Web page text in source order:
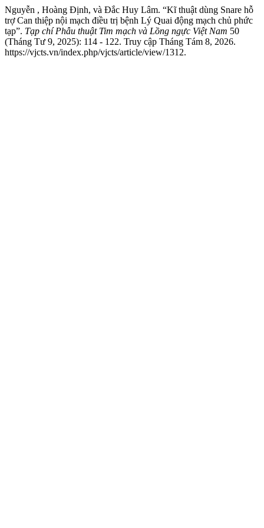
Nguyễn , Hoàng Định, và Đắc Huy Lâm. “Kĩ thuật dùng Snare hỗ
trợ Can thiệp nội mạch điều trị bệnh Lý Quai động mạch chủ phức
tạp”. Tạp chí Phẫu thuật Tim mạch và Lồng ngực Việt Nam 50
(Tháng Tư 9, 2025): 114 - 122. Truy cập Tháng Tám 8, 2026.
https://vjcts.vn/index.php/vjcts/article/view/1312.